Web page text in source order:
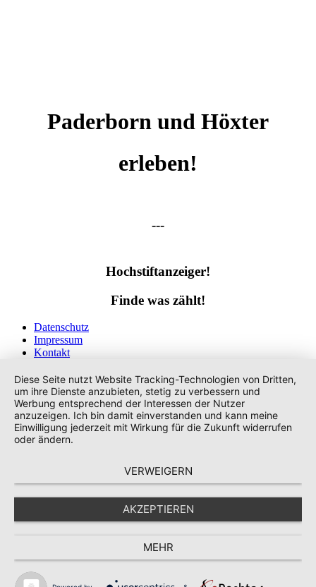
Paderborn und Höxter
erleben!
---
Hochstiftanzeiger!
Finde was zählt!
Datenschutz
Impressum
Kontakt
Diese Seite nutzt Website Tracking-Technologien von Dritten,
um ihre Dienste anzubieten, stetig zu verbessern und
Werbung entsprechend der Interessen der Nutzer
anzuzeigen. Ich bin damit einverstanden und kann meine
Einwilligung jederzeit mit Wirkung für die Zukunft widerrufen
oder ändern.
VERWEIGERN
AKZEPTIEREN
MEHR